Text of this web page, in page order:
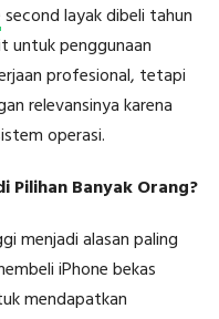
second layak dibeli tahun
untuk penggunaan
profesional, tetapi
relevansinya karena
operasi.
Pilihan Banyak Orang?
menjadi alasan paling
iPhone bekas
mendapatkan